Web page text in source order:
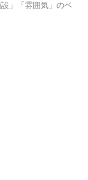
」「雰囲気」のベ